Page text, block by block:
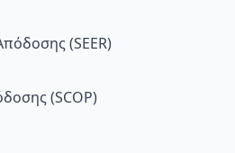
(SEER)
(SCOP)